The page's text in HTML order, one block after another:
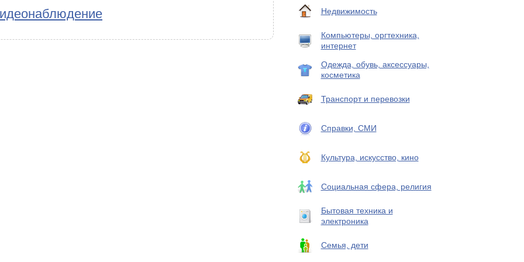
Недвижимость
Компьютеры, оргтехника,
интернет
Одежда, обувь, аксессуары,
косметика
Транспорт и перевозки
Справки, СМИ
Культура, искусство, кино
Социальная сфера, религия
Бытовая техника и
электроника
Семья, дети